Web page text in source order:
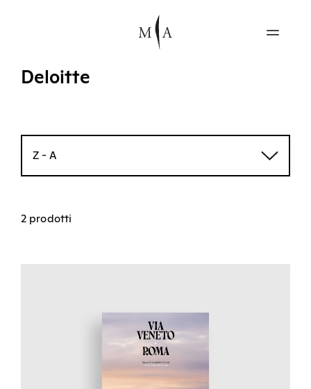
Deloitte
Z - A
2 prodotti